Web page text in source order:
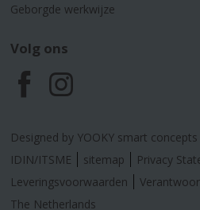
Geborgde werkwijze
Volg ons
F
a
c
I
n
s
Designed by YOOKY smart concepts
IDIN/ITSME
sitemap Privacy
Leveringsvoorwaarden
The Netherlands